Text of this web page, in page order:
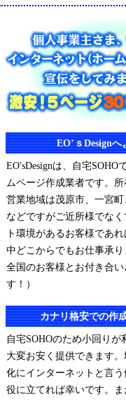
EO’ｓDesign
EO'sDesignは、自宅SOHO
ムページ作成業者です。
営業地域は茂原市、一宮
などですがご近所様でな
ト環境があるお客様であ
中どこからでもお仕事承
全国のお客様とお付き合
す！）
カナリ格安での作
自宅SOHOのため小回り
大変お安く提供できます
化にインターネットと言
役に立てれば幸いです。